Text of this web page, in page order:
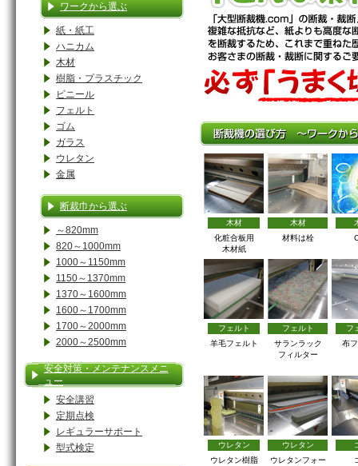
ワークから選ぶ
紙・紙工
ハニカム
木材
樹脂・プラスチック
ビニール
フェルト
ゴム
ガラス
ウレタン
金属
断裁巾から選ぶ
～820mm
820～1000mm
1000～1150mm
1150～1370mm
1370～1600mm
1600～1700mm
1700～2000mm
2000～2500mm
安全対策・メンテナンスメニ
ュー
安全講習
定期点検
レギュラーサポート
型式検定
木材
化粧合板用
木材紙
木材
材料は栓
フェルト
羊毛フェルト
フェルト
サランラック
フィルター
フ
布
ウレタン
ウレタン樹脂
ウレタン
ウレタンフォー